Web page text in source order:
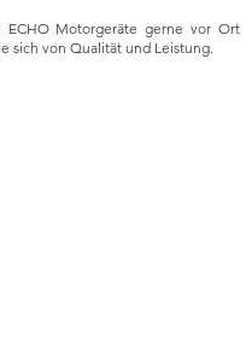
ECHO Motorgeräte gerne vor Ort
sich von Qualität und Leistung.